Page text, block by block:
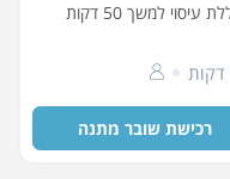
חבילת ספא ליחיד הכוללת עיסוי למשך 50 דקות
רכישת שובר מתנה